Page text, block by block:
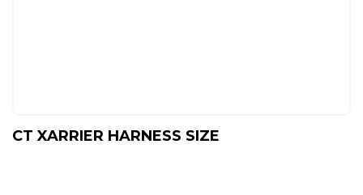
CT XARRIER HARNESS SIZE